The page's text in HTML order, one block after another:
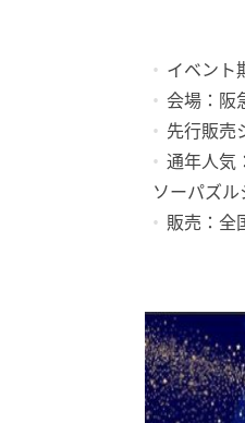
イベント
会場：阪
先行販売
通年人気
ソーパズ
販売：全